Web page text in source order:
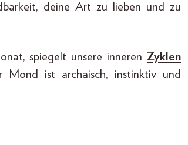
deine Art zu lieben und zu
spiegelt unsere inneren Zyklen
ist archaisch, instinktiv und